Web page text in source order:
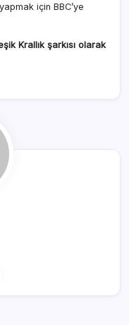
için BBC’ye
Krallık şarkısı olarak